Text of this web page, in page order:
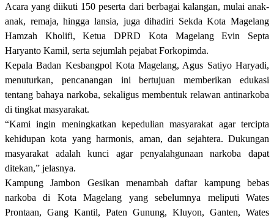
Acara yang diikuti 150 peserta dari berbagai kalangan, mulai anak-
anak, remaja, hingga lansia, juga dihadiri Sekda Kota Magelang
Hamzah Kholifi, Ketua DPRD Kota Magelang Evin Septa
Haryanto Kamil, serta sejumlah pejabat Forkopimda.
Kepala Badan Kesbangpol Kota Magelang, Agus Satiyo Haryadi,
menuturkan, pencanangan ini bertujuan memberikan edukasi
tentang bahaya narkoba, sekaligus membentuk relawan antinarkoba
di tingkat masyarakat.
“Kami ingin meningkatkan kepedulian masyarakat agar tercipta
kehidupan kota yang harmonis, aman, dan sejahtera. Dukungan
masyarakat adalah kunci agar penyalahgunaan narkoba dapat
ditekan,” jelasnya.
Kampung Jambon Gesikan menambah daftar kampung bebas
narkoba di Kota Magelang yang sebelumnya meliputi Wates
Prontaan, Gang Kantil, Paten Gunung, Kluyon, Ganten, Wates